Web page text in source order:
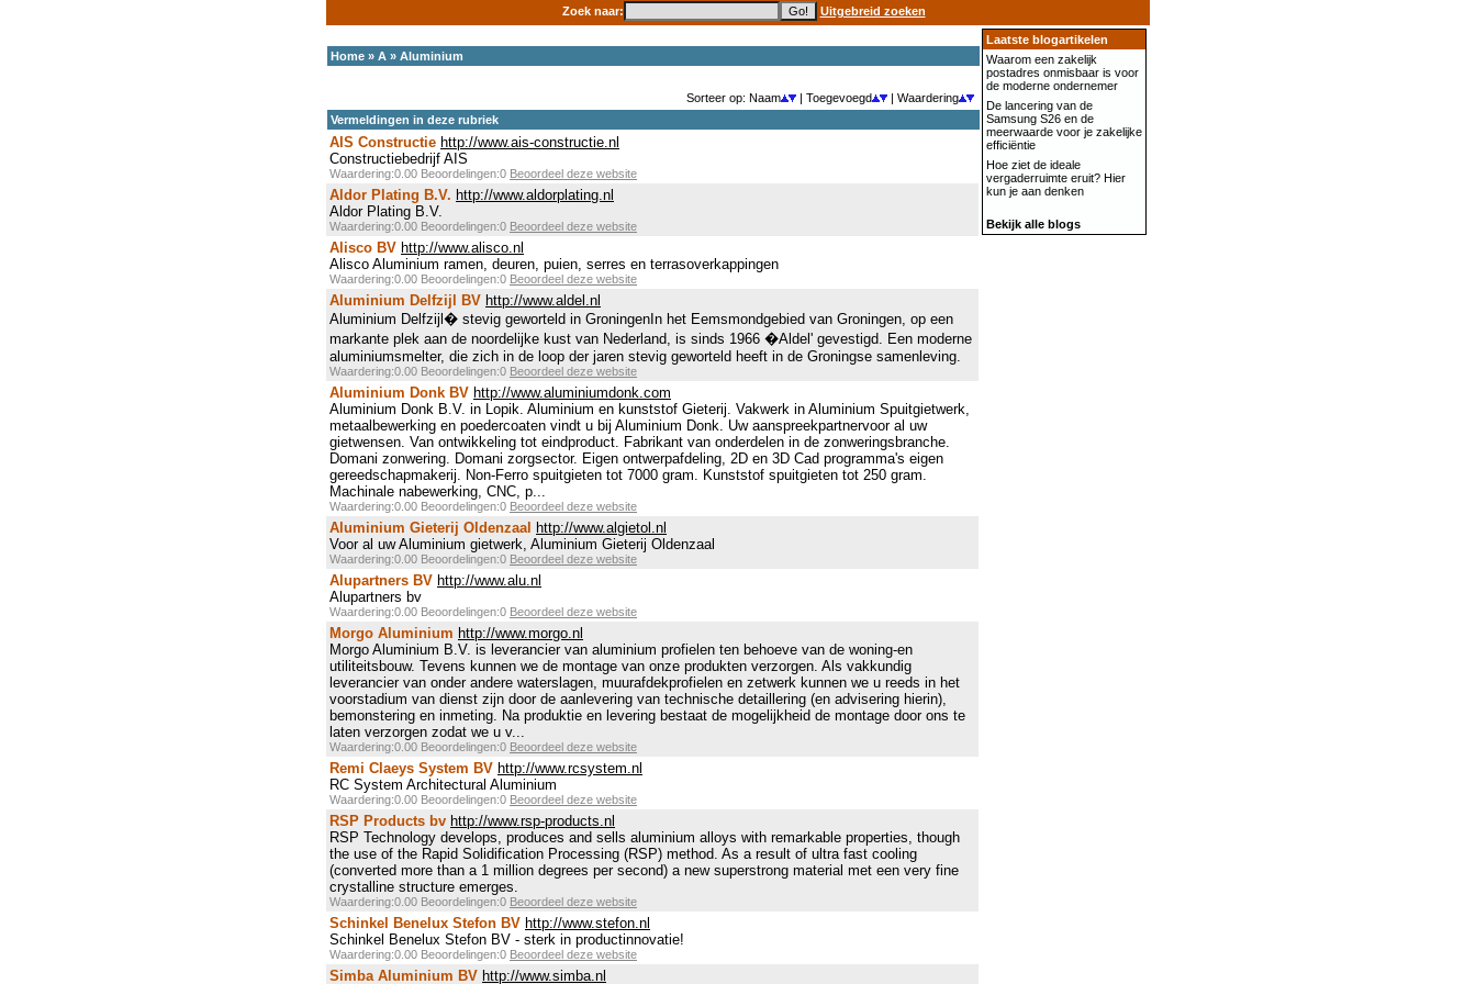
Zoek naar: Uitgebreid zoeken
Home » A » Aluminium
Sorteer op: Naam | Toegevoegd
| Waardering
Vermeldingen in deze rubriek
AIS Constructie http://www.ais-constructie.nl
Constructiebedrijf AIS
Waardering:0.00 Beoordelingen:0 Beoordeel deze website
Aldor Plating B.V. http://www.aldorplating.nl
Aldor Plating B.V.
Waardering:0.00 Beoordelingen:0 Beoordeel deze website
Alisco BV http://www.alisco.nl
Alisco Aluminium ramen, deuren, puien, serres en terrasoverkappingen
Waardering:0.00 Beoordelingen:0 Beoordeel deze website
Aluminium Delfzijl BV http://www.aldel.nl
Aluminium Delfzijl� stevig geworteld in GroningenIn het Eemsmondgebied van Groningen, op een
markante plek aan de noordelijke kust van Nederland, is sinds 1966 �Aldel' gevestigd. Een moderne
aluminiumsmelter, die zich in de loop der jaren stevig geworteld heeft in de Groningse samenleving.
Waardering:0.00 Beoordelingen:0 Beoordeel deze website
Aluminium Donk BV http://www.aluminiumdonk.com
Aluminium Donk B.V. in Lopik. Aluminium en kunststof Gieterij. Vakwerk in Aluminium Spuitgietwerk,
metaalbewerking en poedercoaten vindt u bij Aluminium Donk. Uw aanspreekpartnervoor al uw
gietwensen. Van ontwikkeling tot eindproduct. Fabrikant van onderdelen in de zonweringsbranche.
Domani zonwering. Domani zorgsector. Eigen ontwerpafdeling, 2D en 3D Cad programma's eigen
gereedschapmakerij. Non-Ferro spuitgieten tot 7000 gram. Kunststof spuitgieten tot 250 gram.
Machinale nabewerking, CNC, p...
Waardering:0.00 Beoordelingen:0 Beoordeel deze website
Aluminium Gieterij Oldenzaal http://www.algietol.nl
Voor al uw Aluminium gietwerk, Aluminium Gieterij Oldenzaal
Waardering:0.00 Beoordelingen:0 Beoordeel deze website
Alupartners BV http://www.alu.nl
Alupartners bv
Waardering:0.00 Beoordelingen:0 Beoordeel deze website
Morgo Aluminium http://www.morgo.nl
Morgo Aluminium B.V. is leverancier van aluminium profielen ten behoeve van de woning-en
utiliteitsbouw. Tevens kunnen we de montage van onze produkten verzorgen. Als vakkundig
leverancier van onder andere waterslagen, muurafdekprofielen en zetwerk kunnen we u reeds in het
voorstadium van dienst zijn door de aanlevering van technische detaillering (en advisering hierin),
bemonstering en inmeting. Na produktie en levering bestaat de mogelijkheid de montage door ons te
laten verzorgen zodat we u v...
Waardering:0.00 Beoordelingen:0 Beoordeel deze website
Remi Claeys System BV http://www.rcsystem.nl
RC System Architectural Aluminium
Waardering:0.00 Beoordelingen:0 Beoordeel deze website
RSP Products bv http://www.rsp-products.nl
RSP Technology develops, produces and sells aluminium alloys with remarkable properties, though
the use of the Rapid Solidification Processing (RSP) method. As a result of ultra fast cooling
(converted more than a 1 million degrees per second) a new superstrong material met een very fine
crystalline structure emerges.
Waardering:0.00 Beoordelingen:0 Beoordeel deze website
Schinkel Benelux Stefon BV http://www.stefon.nl
Schinkel Benelux Stefon BV - sterk in productinnovatie!
Waardering:0.00 Beoordelingen:0 Beoordeel deze website
Simba Aluminium BV http://www.simba.nl
Laatste blogartikelen
Waarom een zakelijk
postadres onmisbaar is voor
de moderne ondernemer
De lancering van de
Samsung S26 en de
meerwaarde voor je zakelijke
efficiëntie
Hoe ziet de ideale
vergaderruimte eruit? Hier
kun je aan denken
Bekijk alle blogs